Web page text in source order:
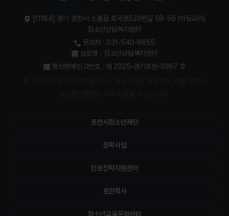
[11184] 경기 포천시 소흘읍 호국로523번길 59-56 (이동교리)
청소년상담복지센터
문의처 : 031-540-6655
상호명 : 청소년상담복지센터
통신판매신고번호 : 제 2025-경기포천-0367 호
포천시청소년재단
장학사업
진로진학지원센터
포천학사
청소년교육문화센터